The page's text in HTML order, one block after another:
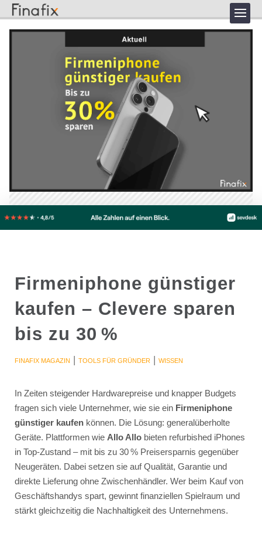
Firmeniphone günstiger
kaufen – Clevere sparen
bis zu 30 %
FINAFIX MAGAZIN | TOOLS FÜR GRÜNDER| WISSEN
In Zeiten steigender Hardwarepreise und knapper Budgets
fragen sich viele Unternehmer, wie sie ein Firmeniphone
günstiger kaufenkönnen. Die Lösung: generalüberholte
Geräte. Plattformen wie Allo Allobieten refurbished iPhones
in Top-Zustand – mit bis zu 30 % Preisersparnis gegenüber
Neugeräten. Dabei setzen sie auf Qualität, Garantie und
direkte Lieferung ohne Zwischenhändler. Wer beim Kauf von
Geschäftshandys spart, gewinnt finanziellen Spielraum und
stärkt gleichzeitig die Nachhaltigkeit des Unternehmens.